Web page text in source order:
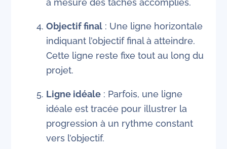
à mesure des tâches accomplies.
Objectif final: Une ligne horizontale
indiquant l’objectif final à atteindre.
Cette ligne reste fixe tout au long du
projet.
Ligne idéale: Parfois, une ligne
idéale est tracée pour illustrer la
progression à un rythme constant
vers l’objectif.